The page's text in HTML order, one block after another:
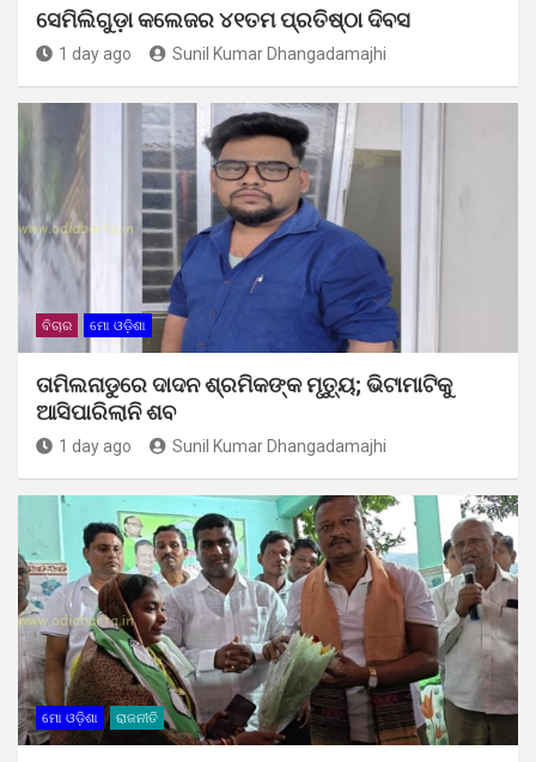
ସେମିଲିଗୁଡ଼ା କଲେଜର ୪୧ତମ ପ୍ରତିଷ୍ଠା ଦିବସ
1 day ago Sunil Kumar Dhangadamajhi
ବିଚାର ମୋ ଓଡ଼ିଶା
ତାମିଲନାଡୁରେ ଦାଦନ ଶ୍ରମିକଙ୍କ ମୃତ୍ୟୁ; ଭିଟାମାଟିକୁ
ଆସିପାରିଲାନି ଶବ
1 day ago Sunil Kumar Dhangadamajhi
ମୋ ଓଡ଼ିଶା ରାଜନୀତି